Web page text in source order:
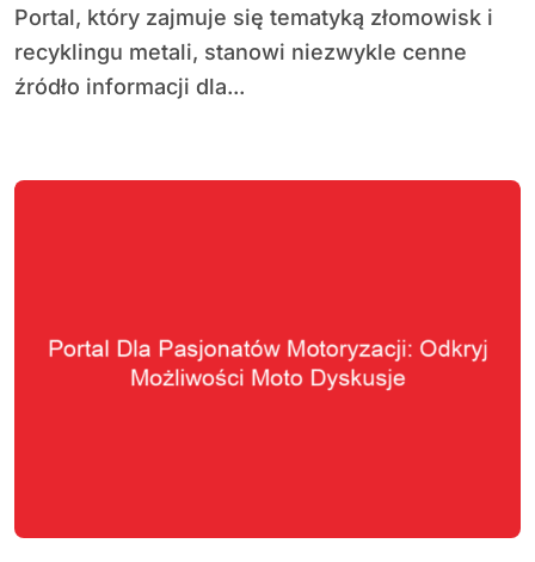
Portal, który zajmuje się tematyką złomowisk i
recyklingu metali, stanowi niezwykle cenne
źródło informacji dla...